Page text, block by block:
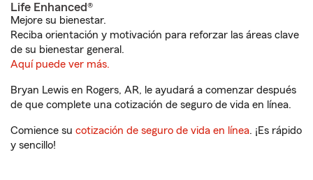
Life Enhanced®
Mejore su bienestar.
Reciba orientación y motivación para reforzar las áreas clave
de su bienestar general.
Aquí puede ver más.
Bryan Lewis en Rogers, AR, le ayudará a comenzar después
de que complete una cotización de seguro de vida en línea.
Comience su cotización de seguro de vida en línea. ¡Es rápido
y sencillo!